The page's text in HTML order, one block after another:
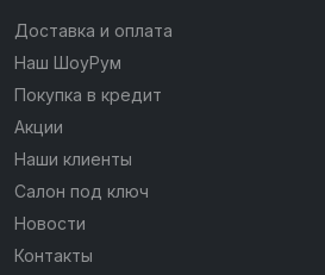
Доставка и оплата
Наш ШоуРум
Покупка в кредит
Акции
Наши клиенты
Салон под ключ
Новости
Контакты